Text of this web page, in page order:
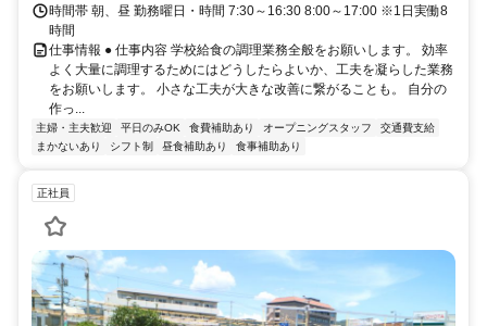
時間帯 朝、昼 勤務曜日・時間 7:30～16:30 8:00～17:00 ※1日実働8
時間
仕事情報 ● 仕事内容 学校給食の調理業務全般をお願いします。 効率
よく大量に調理するためにはどうしたらよいか、工夫を凝らした業務
をお願いします。 小さな工夫が大きな改善に繋がることも。 自分の
作っ...
主婦・主夫歓迎 平日のみOK 食費補助あり オープニングスタッフ
交通費支給
まかないあり
シフト制 昼食補助あり 食事補助あり
正社員